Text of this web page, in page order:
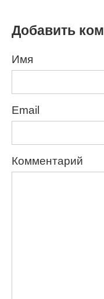
Добавить
Имя
Email
Комментарий